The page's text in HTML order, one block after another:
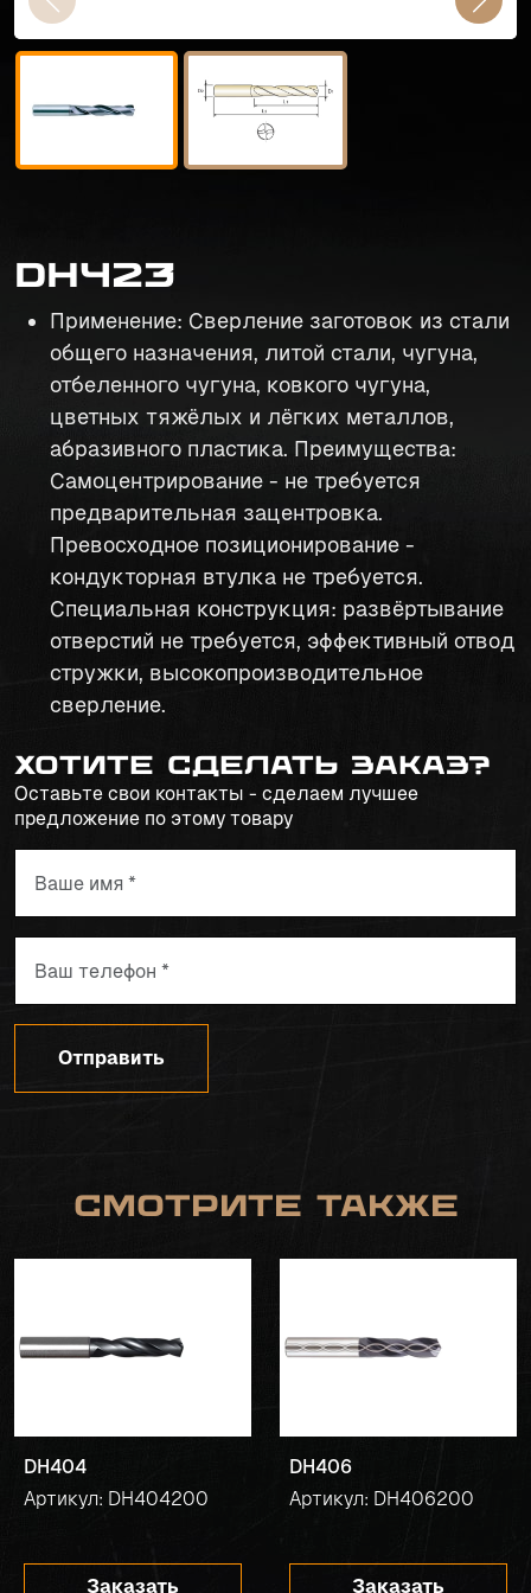
DH423
Применение: Сверление заготовок из стали
общего назначения, литой стали, чугуна,
отбеленного чугуна, ковкого чугуна,
цветных тяжёлых и лёгких металлов,
абразивного пластика. Преимущества:
Самоцентрирование - не требуется
предварительная зацентровка.
Превосходное позиционирование -
кондукторная втулка не требуется.
Специальная конструкция: развёртывание
отверстий не требуется, эффективный отвод
стружки, высокопроизводительное
сверление.
Хотите сделать заказ?
Оставьте свои контакты - сделаем лучшее
предложение по этому товару
Отправить
Смотрите также
DH404
Артикул: DH404200
Заказать
DH406
Артикул: DH406200
Заказать